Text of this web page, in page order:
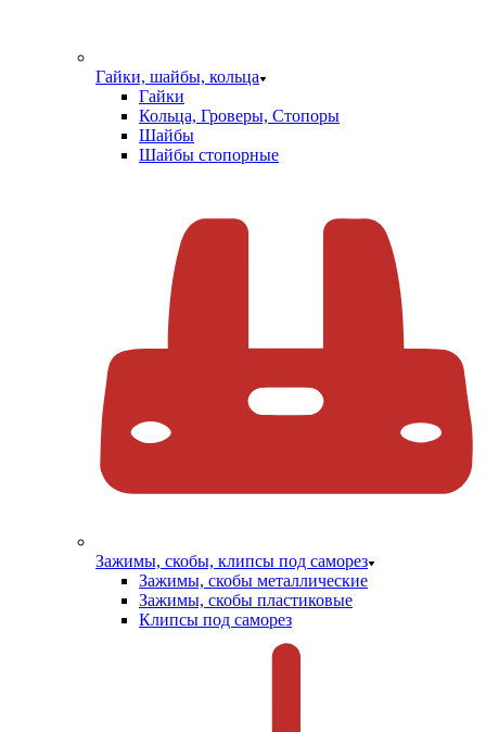
Гайки, шайбы, кольца
Гайки
Кольца, Гроверы, Стопоры
Шайбы
Шайбы стопорные
Зажимы, скобы, клипсы под саморез
Зажимы, скобы металлические
Зажимы, скобы пластиковые
Клипсы под саморез